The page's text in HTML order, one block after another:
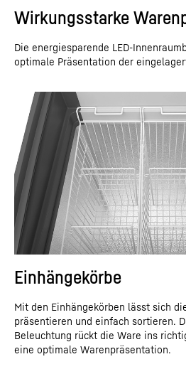
Wirkungsstarke
Die energiesparende LED-
optimale Präsentation der
Einhängekörbe
Mit den Einhängekörben lässt sich
präsentieren und einfach sortieren.
Beleuchtung rückt die Ware ins
eine optimale Warenpräsentation.